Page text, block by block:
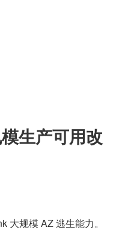
生产可用改
大规模 AZ 逃生能力。